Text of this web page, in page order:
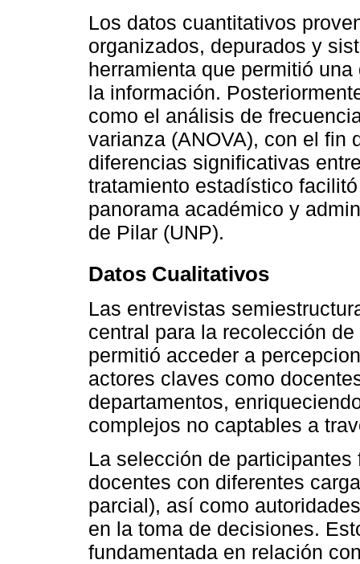
Los datos cuantitativos
organizados, depurados y
herramienta que permitió
la información.
como el análisis de
varianza (ANOVA), con el fin
diferencias significativas
tratamiento estadístico
panorama académico y
de Pilar (UNP).
Datos Cualitativos
Las entrevistas
central para la recolección
permitió acceder a
actores claves como
departamentos,
complejos no captables a
La selección de
docentes con diferentes
parcial), así como
en la toma de decisiones.
fundamentada en relación